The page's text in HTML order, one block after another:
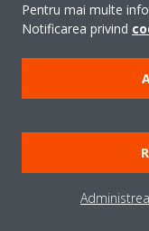
Produse
Notă legală
Cookie
Etica
Pentru mai multe
Notificarea privind